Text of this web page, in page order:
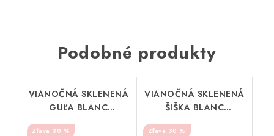
Podobné produkty
VIANOČNÁ SKLENENÁ
GUĽA BLANC
MARICLO (A36918A)
30 %
VIANOČNÁ SKLENENÁ
ŠIŠKA BLANC
MARICLO (A36918B)
30 %